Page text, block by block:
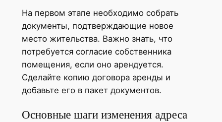
На первом этапе необходимо собрать
документы, подтверждающие новое
место жительства. Важно знать, что
потребуется согласие собственника
помещения, если оно арендуется.
Сделайте копию договора аренды и
добавьте его в пакет документов.
Основные шаги изменения адреса